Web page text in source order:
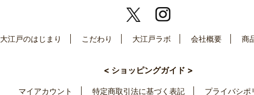
大江戸のはじまり こだわり 大江戸ラボ 会社概要 商
< ショッピングガイド >
マイアカウント 特定商取引法に基づく表記 プライバシポ